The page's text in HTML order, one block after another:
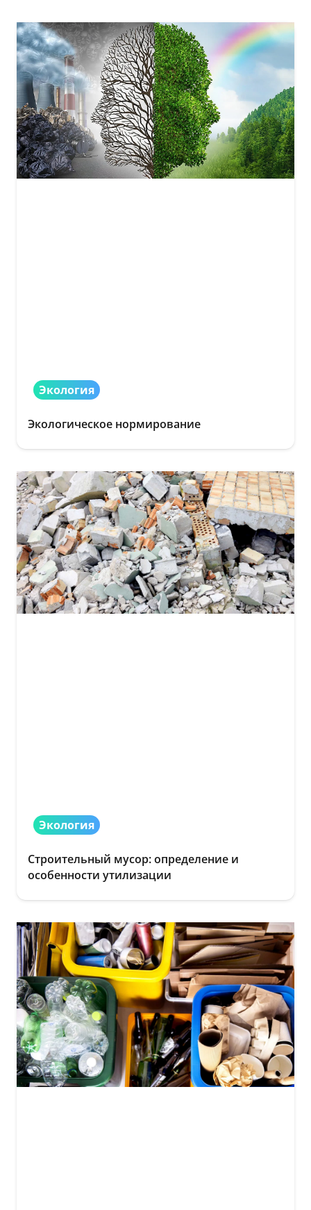
Экология
Экологическое нормирование
Экология
Строительный мусор: определение и
особенности утилизации